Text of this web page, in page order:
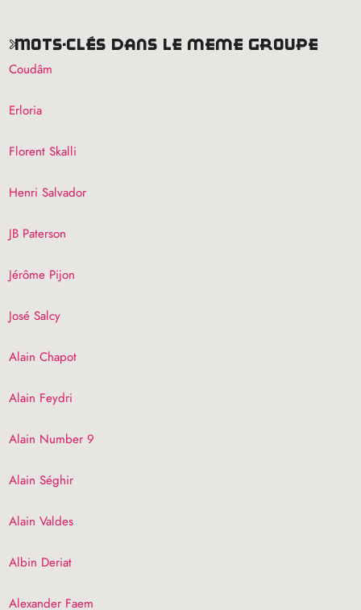
mots-clés dans le même groupe
Coudâm
Erloria
Florent Skalli
Henri Salvador
JB Paterson
Jérôme Pijon
José Salcy
Alain Chapot
Alain Feydri
Alain Number 9
Alain Séghir
Alain Valdes
Albin Deriat
Alexander Faem